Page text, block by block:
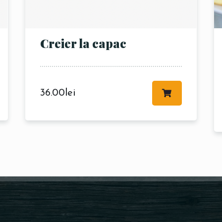
Creier la capac
36.00lei
Meniul nostru